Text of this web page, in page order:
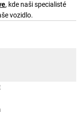
, kde naši specialisté
vozidlo.